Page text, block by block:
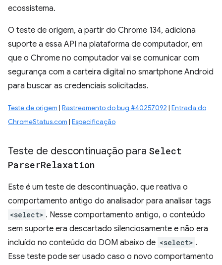
ecossistema.
O teste de origem, a partir do Chrome 134, adiciona
suporte a essa API na plataforma de computador, em
que o Chrome no computador vai se comunicar com
segurança com a carteira digital no smartphone Android
para buscar as credenciais solicitadas.
Teste de origem | Rastreamento do bug #40257092 | Entrada do
ChromeStatus.com | Especificação
Teste de descontinuação para Select
ParserRelaxation
Este é um teste de descontinuação, que reativa o
comportamento antigo do analisador para analisar tags
<select> . Nesse comportamento antigo, o conteúdo
sem suporte era descartado silenciosamente e não era
incluído no conteúdo do DOM abaixo de <select> .
Esse teste pode ser usado caso o novo comportamento